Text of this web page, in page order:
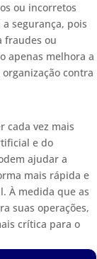
ou incorretos
segurança, pois
fraudes ou
apenas melhora a
contra
cada vez mais
e do
ajudar a
mais rápida e
À medida que as
suas operações,
crítica para o